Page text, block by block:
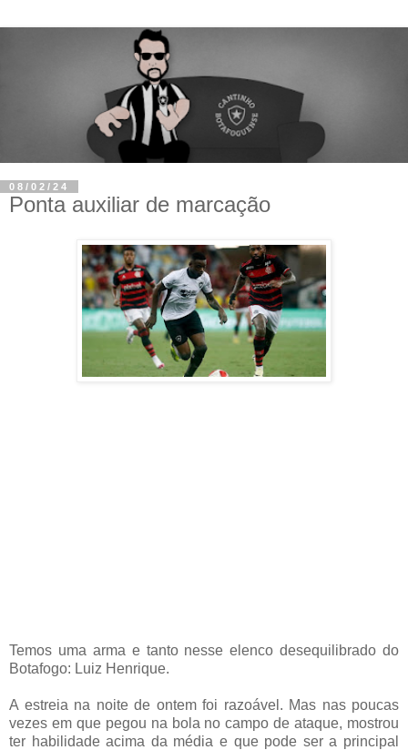
08/02/24
Ponta auxiliar de marcação
Temos uma arma e tanto nesse elenco desequilibrado do
Botafogo: Luiz Henrique.
A estreia na noite de ontem foi razoável. Mas nas poucas
vezes em que pegou na bola no campo de ataque, mostrou
ter habilidade acima da média e que pode ser a principal